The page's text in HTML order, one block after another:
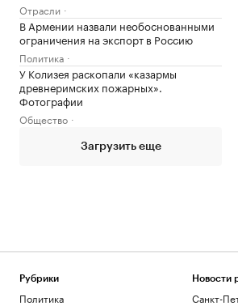
Отрасли
В Армении назвали необоснованными
ограничения на экспорт в Россию
Политика
У Колизея раскопали «казармы
древнеримских пожарных».
Фотографии
Общество
Загрузить еще
Рубрики
Политика
Новости
Санкт-